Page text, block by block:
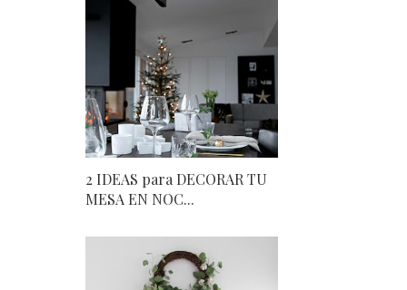
2 IDEAS para DECORAR TU
MESA EN NOC...